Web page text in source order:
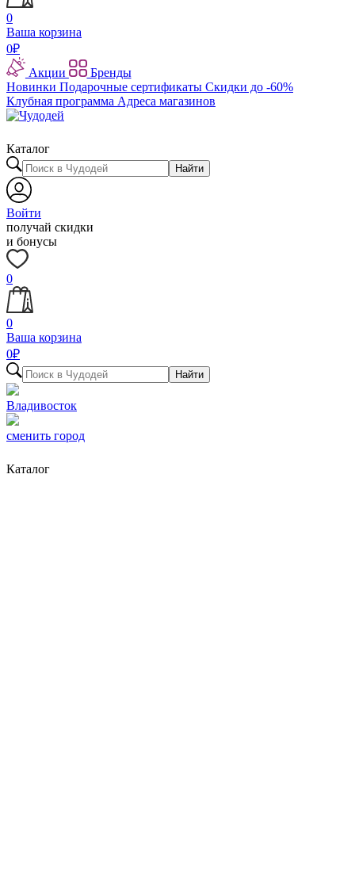
0
Ваша корзина
0₽
Акции
Бренды
Новинки Подарочные сертификаты Скидки до -60%
Клубная программа Адреса магазинов
Каталог
Найти
Войти
получай скидки
и бонусы
0
0
Ваша корзина
0₽
Найти
Владивосток
сменить город
Каталог